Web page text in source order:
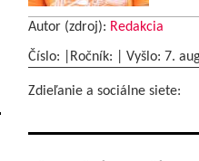
Autor (zdroj): Redakcia
Číslo: |Ročník: | Vyšlo: 7.
Zdieľanie a sociálne siete: